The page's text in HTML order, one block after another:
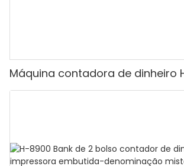
Máquina contadora de dinheiro